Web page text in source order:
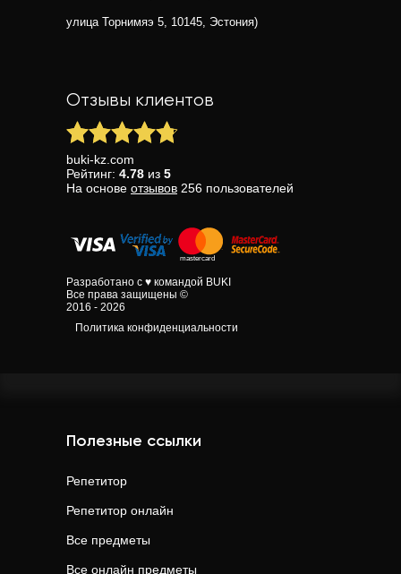
улица Торнимяэ 5, 10145, Эстония)
Отзывы клиентов
buki-kz.com
Рейтинг: 4.78 из 5
На основе отзывов 256 пользователей
Разработано с ♥ командой BUKI
Все права защищены ©
2016 - 2026
Политика конфиденциальности
Полезные ссылки
Репетитор
Репетитор онлайн
Все предметы
Все онлайн предметы